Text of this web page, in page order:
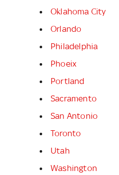
Oklahoma City
Orlando
Philadelphia
Phoeix
Portland
Sacramento
San Antonio
Toronto
Utah
Washington